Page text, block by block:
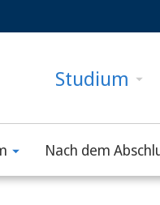
Studium
Nach dem